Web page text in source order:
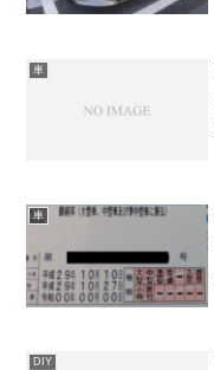
車
車
DIY